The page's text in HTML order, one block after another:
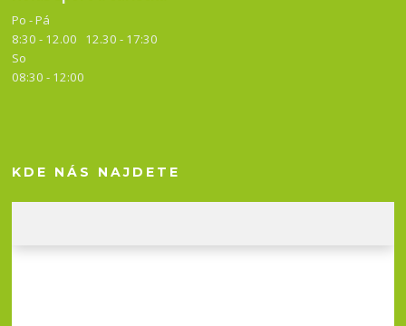
Po - Pá
8:30 - 12.00 12.30 - 17:30
So
08:30 - 12:00
KDE NÁS NAJDETE